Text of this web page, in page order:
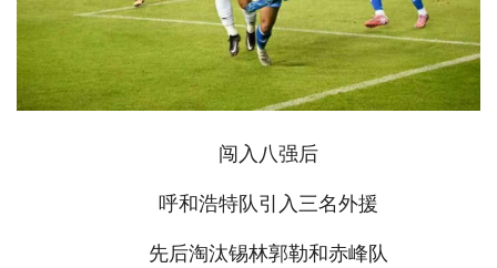
闯入八强后
呼和浩特队引入三名外援
先后淘汰锡林郭勒和赤峰队